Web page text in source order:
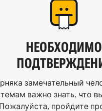
НЕОБХОДИМО
замечательный
важно знать, что
Пожалуйста, пройдите